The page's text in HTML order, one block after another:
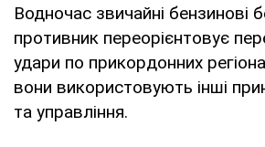
Водночас звичайні бензинові
противник переорієнтовує
удари по прикордонних
вони використовують інші
та управління.